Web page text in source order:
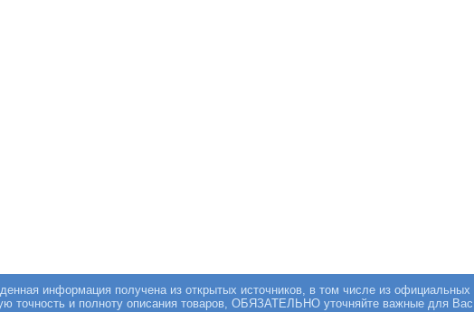
информация получена из открытых источников, в том числе из
точность и полноту описания товаров, ОБЯЗАТЕЛЬНО уточняйте важные для